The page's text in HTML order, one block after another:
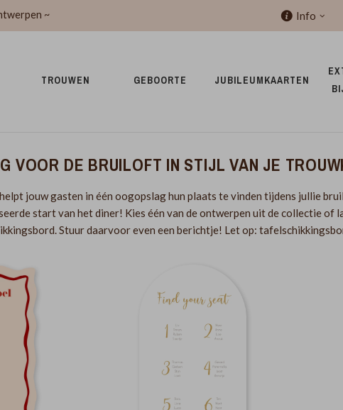
~ Info
TROUWEN GEBOORTE JUBILEUMKAARTEN
VOOR DE BRUILOFT IN STIJL VAN JE
jouw gasten in één oogopslag hun plaats te vinden tijdens jullie
start van het diner! Kies één van de ontwerpen uit de collectie of
Stuur daarvoor even een berichtje! Let op: